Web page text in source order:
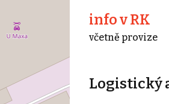
info v RK
včetně provize
Logistický